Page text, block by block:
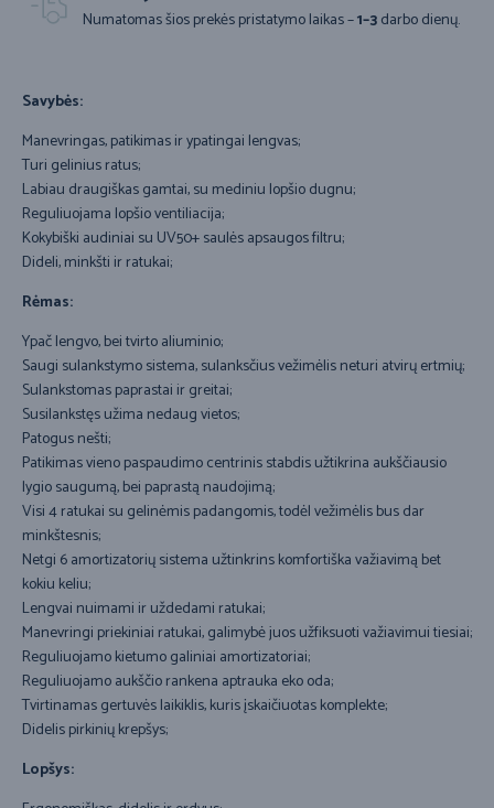
Numatomas šios prekės pristatymo laikas –1–3darbo dienų.
Savybės:
Manevringas, patikimas ir ypatingai lengvas;
Turi gelinius ratus;
Labiau draugiškas gamtai, su mediniu lopšio dugnu;
Reguliuojama lopšio ventiliacija;
Kokybiški audiniai su UV50+ saulės apsaugos filtru;
Dideli, minkšti ir ratukai;
Rėmas:
Ypač lengvo, bei tvirto aliuminio;
Saugi sulankstymo sistema, sulanksčius vežimėlis neturi atvirų ertmių;
Sulankstomas paprastai ir greitai;
Susilankstęs užima nedaug vietos;
Patogus nešti;
Patikimas vieno paspaudimo centrinis stabdis užtikrina aukščiausio
lygio saugumą, bei paprastą naudojimą;
Visi 4 ratukai su gelinėmis padangomis, todėl vežimėlis bus dar
minkštesnis;
Netgi 6 amortizatorių sistema užtinkrins komfortiška važiavimą bet
kokiu keliu;
Lengvai nuimami ir uždedami ratukai;
Manevringi priekiniai ratukai, galimybė juos užfiksuoti važiavimui tiesiai;
Reguliuojamo kietumo galiniai amortizatoriai;
Reguliuojamo aukščio rankena aptrauka eko oda;
Tvirtinamas gertuvės laikiklis, kuris įskaičiuotas komplekte;
Didelis pirkinių krepšys;
Lopšys: